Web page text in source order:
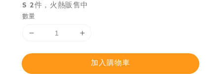
S 2件，火熱販售中
數量
加入購物車